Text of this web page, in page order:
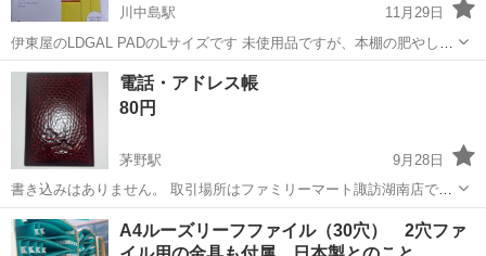
川中島駅
11月29日
伊東屋のLDGAL PADのLサイズです 未使用品ですが、本棚の肥やしに
なっていたので 多少の日焼けがあります。 直接お取引のできる方でお
願いします 値下げ交渉受け付けません 定価は1300円です。
長野 長野市 川中島駅 手帳
電話・アドレス帳
80円
茅野駅
9月28日
書き込みはありません。 取引場所はファミリーマート諏訪湖南店で
す。
長野 諏訪市 ファミリーマート
A4ルーズリーフファイル（30穴） 2穴ファ